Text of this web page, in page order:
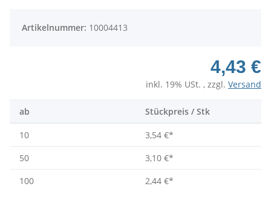
Artikelnummer: 10004413
4,43 €
inkl. 19% USt. , zzgl. Versand
ab Stückpreis / Stk
10 3,54 €*
50
3,10 €*
100
2,44 €*